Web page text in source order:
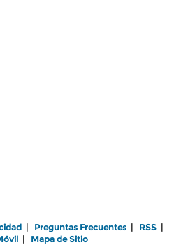
| Preguntas Frecuentes | RSS |
| Mapa de Sitio